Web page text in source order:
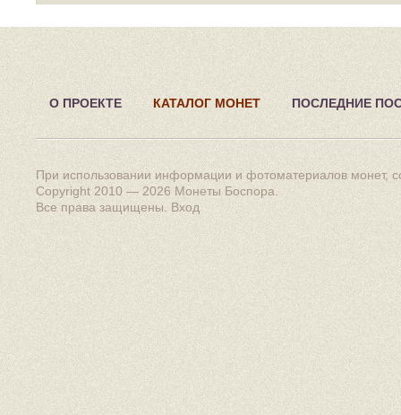
О ПРОЕКТЕ КАТАЛОГ МОНЕТ ПОСЛЕДНИЕ
При использовании информации и фотоматериалов монет,
Copyright 2010 — 2026 Монеты Боспора
Все права защищены. Вход